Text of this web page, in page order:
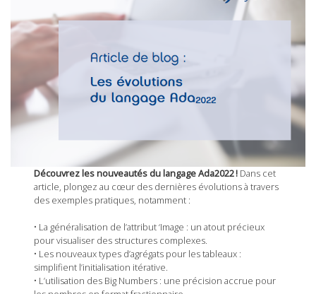
Découvrez les nouveautés du langage Ada2022 ! Dans cet
article, plongez au cœur des dernières évolutions à travers
des exemples pratiques, notamment :
• La généralisation de l’attribut ‘Image : un atout précieux
pour visualiser des structures complexes.
• Les nouveaux types d’agrégats pour les tableaux :
simplifient l’initialisation itérative.
• L’utilisation des Big Numbers : une précision accrue pour